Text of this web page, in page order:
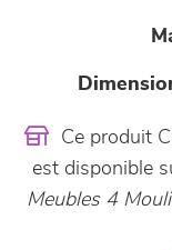
Ce produit
est disponible
Meubles 4